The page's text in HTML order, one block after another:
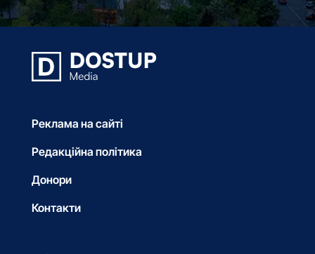
Реклама на сайті
Редакційна політика
Донори
Контакти